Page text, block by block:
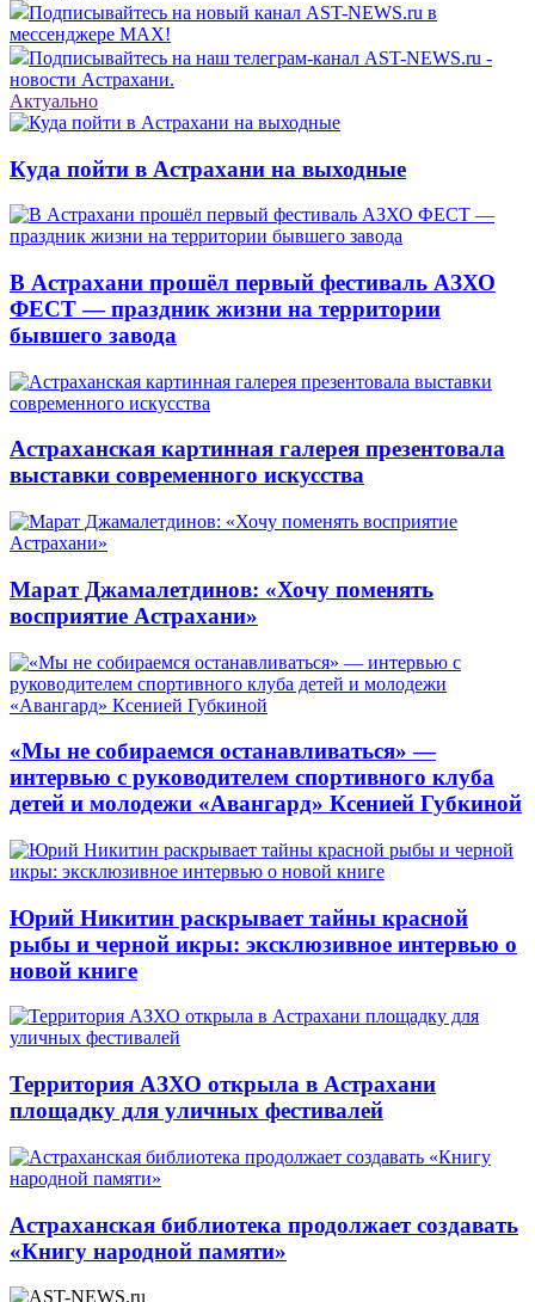
Подписывайтесь на новый канал AST-NEWS.ru в
мессенджере MAX!
Подписывайтесь на наш телеграм-канал AST-NEWS.ru -
новости Астрахани.
Актуально
Куда пойти в Астрахани на выходные
В Астрахани прошёл первый фестиваль АЗХО
ФЕСТ — праздник жизни на территории
бывшего завода
Астраханская картинная галерея презентовала
выставки современного искусства
Марат Джамалетдинов: «Хочу поменять
восприятие Астрахани»
«Мы не собираемся останавливаться» —
интервью с руководителем спортивного клуба
детей и молодежи «Авангард» Ксенией Губкиной
Юрий Никитин раскрывает тайны красной
рыбы и черной икры: эксклюзивное интервью о
новой книге
Территория АЗХО открыла в Астрахани
площадку для уличных фестивалей
Астраханская библиотека продолжает создавать
«Книгу народной памяти»